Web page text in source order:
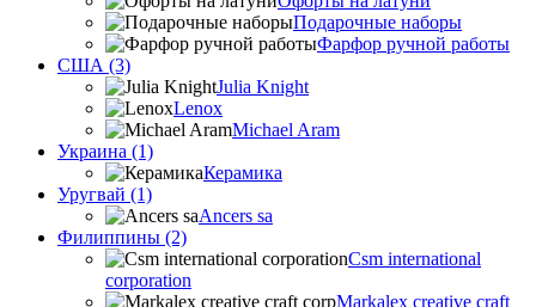
Подарочные наборы
Фарфор ручной работы
США (3)
Julia Knight
Lenox
Michael Aram
Украина (1)
Керамика
Уругвай (1)
Ancers sa
Филиппины (2)
Csm international
corporation
Markalex creative craft